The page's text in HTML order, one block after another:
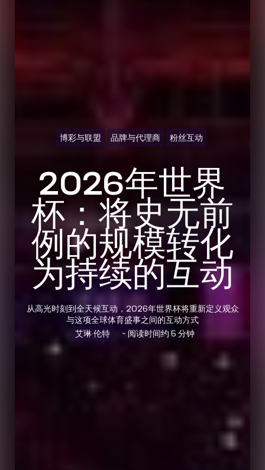
博彩与联盟 品牌与代理商 粉丝互动
2026年世界
杯：将史无前
例的规模转化
为持续的互动
从高光时刻到全天候互动，2026年世界杯将重新定义观众
与这项全球体育盛事之间的互动方式
艾琳·伦特
~ 阅读时间约 5 分钟